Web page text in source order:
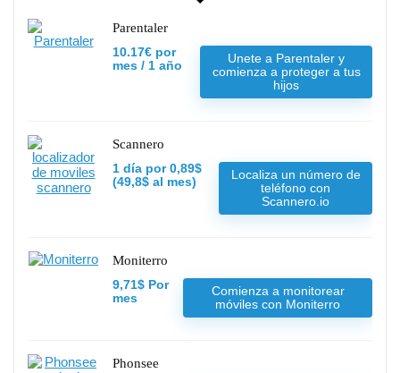
Parentaler
10.17€ por
mes / 1 año
Unete a Parentaler y
comienza a proteger a tus
hijos
Scannero
1 día por 0,89$
(49,8$ al mes)
Localiza un número de
teléfono con
Scannero.io
Moniterro
9,71$ Por
mes
Comienza a monitorear
móviles con Moniterro
Phonsee